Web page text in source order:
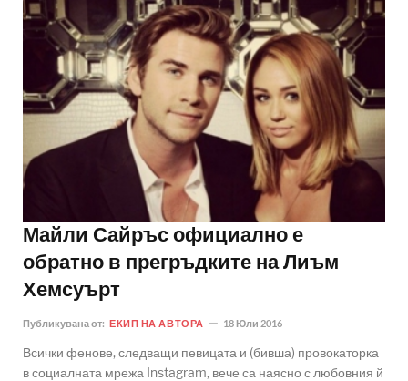
Майли Сайръс официално е
обратно в прегръдките на Лиъм
Хемсуърт
Публикувана от: ЕКИП НА АВТОРА 18 Юли 2016
Всички фенове, следващи певицата и (бивша) провокаторка
в социалната мрежа Instagram, вече са наясно с любовния й